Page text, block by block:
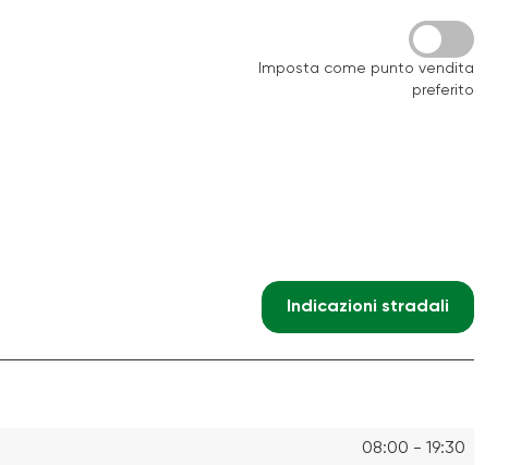
Imposta come punto vendita
preferito
Indicazioni stradali
08:00 - 19:30